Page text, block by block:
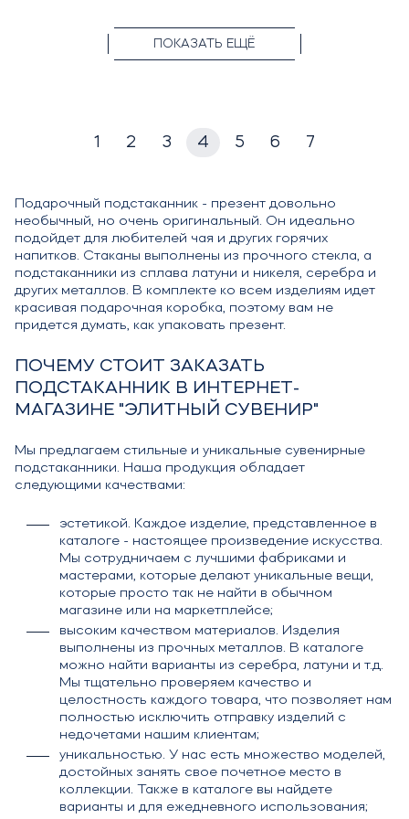
ПОКАЗАТЬ ЕЩЁ
1 2 3 4 5 6 7
Подарочный подстаканник - презент довольно
необычный, но очень оригинальный. Он идеально
подойдет для любителей чая и других горячих
напитков. Стаканы выполнены из прочного стекла, а
подстаканники из сплава латуни и никеля, серебра и
других металлов. В комплекте ко всем изделиям идет
красивая подарочная коробка, поэтому вам не
придется думать, как упаковать презент.
ПОЧЕМУ СТОИТ ЗАКАЗАТЬ
ПОДСТАКАННИК В ИНТЕРНЕТ-
МАГАЗИНЕ "ЭЛИТНЫЙ СУВЕНИР"
Мы предлагаем стильные и уникальные сувенирные
подстаканники. Наша продукция обладает
следующими качествами:
эстетикой. Каждое изделие, представленное в
каталоге - настоящее произведение искусства.
Мы сотрудничаем с лучшими фабриками и
мастерами, которые делают уникальные вещи,
которые просто так не найти в обычном
магазине или на маркетплейсе;
высоким качеством материалов. Изделия
выполнены из прочных металлов. В каталоге
можно найти варианты из серебра, латуни и т.д.
Мы тщательно проверяем качество и
целостность каждого товара, что позволяет нам
полностью исключить отправку изделий с
недочетами нашим клиентам;
уникальностью. У нас есть множество моделей,
достойных занять свое почетное место в
коллекции. Также в каталоге вы найдете
варианты и для ежедневного использования;